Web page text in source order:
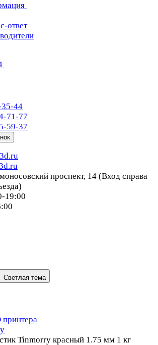
ответ
44
71-77
59-37
проспект, 14 (Вход справа
19:00
Светлая тема
принтера
Tinmorry красный 1.75 мм 1 кг